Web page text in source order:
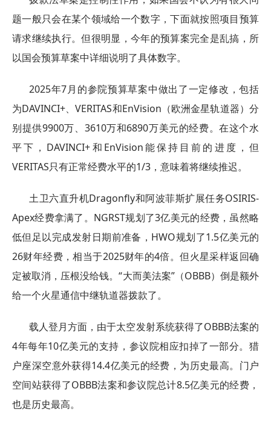
题一般只会在某个领域给一个数字，下面就按照项目预算
请求继续执行。但很明显，今年的预算案完全是乱搞，所
以国会预算草案中详细说明了具体数字。
2025年7月的参院预算草案中做出了一定修改，包括
为DAVINCI+、VERITAS和EnVision（欧洲金星轨道器）分
别提供9900万、3610万和6890万美元的经费。在这个水
平下，DAVINCI+和EnVision能保持目前的进度，但
VERITAS只有正常经费水平的1/3，意味着将继续推迟。
土卫六直升机Dragonfly和阿波菲斯扩展任务OSIRIS-
Apex经费拿满了。NGRST规划了3亿美元的经费，虽然略
低但足以完成发射日期前准备，HWO规划了1.5亿美元的
26财年经费，相当于2025财年的4倍。但火星采样返回确
定被取消，压根没给钱。“大而美法案”（OBBB）倒是额外
给一个火星通信中继轨道器拨款了。
载人登月方面，由于太空发射系统获得了OBBB法案的
4年每年10亿美元的支持，参议院相应扣掉了一部分。猎
户座深空意外获得14.4亿美元的经费，为历史最高。门户
空间站获得了OBBB法案和参议院总计8.5亿美元的经费，
也是历史最高。